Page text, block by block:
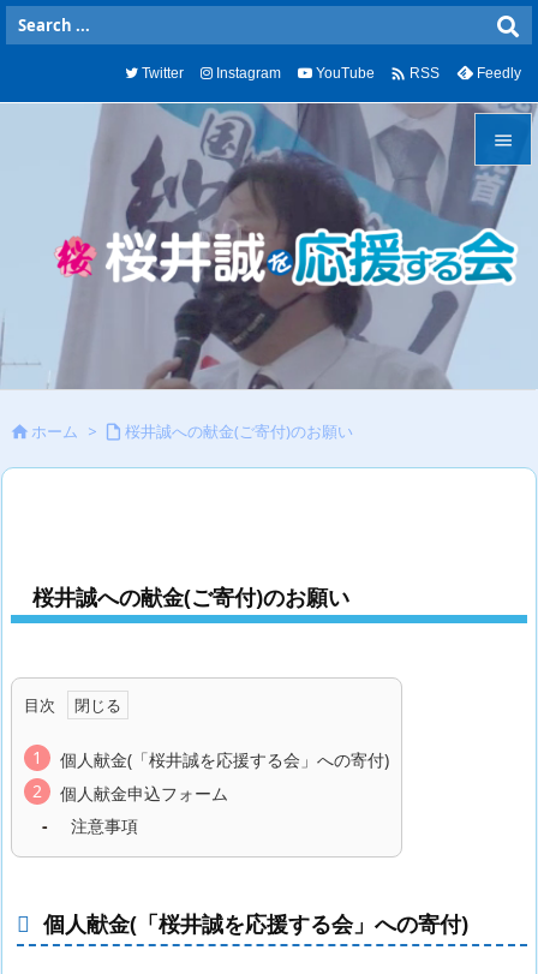


メニュ

サイド
検索
Twitter Instagram YouTube  RSS Feedly
 ホーム >  桜井誠への献金(ご寄付)のお願い
桜井誠への献金(ご寄付)のお願い
目次
個人献金(「桜井誠を応援する会」への寄付)
個人献金申込フォーム
注意事項
個人献金(「桜井誠を応援する会」への寄付)